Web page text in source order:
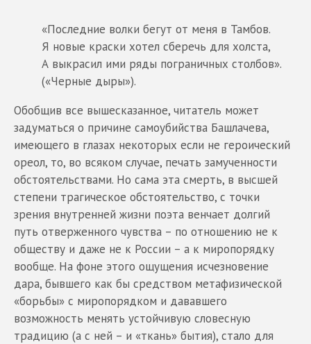
«Последние волки бегут от меня в Тамбов.
Я новые краски хотел сберечь для холста,
А выкрасил ими ряды пограничных столбов».
(«Черные дыры»).
Обобщив все вышесказанное, читатель может
задуматься о причине самоубийства Башлачева,
имеющего в глазах некоторых если не героический
ореол, то, во всяком случае, печать замученности
обстоятельствами. Но сама эта смерть, в высшей
степени трагическое обстоятельство, с точки
зрения внутренней жизни поэта венчает долгий
путь отверженного чувства – по отношению не к
обществу и даже не к России – а к миропорядку
вообще. На фоне этого ощущения исчезновение
дара, бывшего как бы средством метафизической
«борьбы» с миропорядком и дававшего
возможность менять устойчивую словесную
традицию (а с ней – и «ткань» бытия), стало для